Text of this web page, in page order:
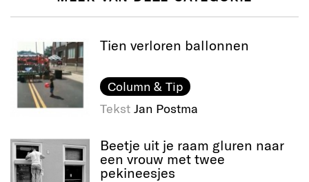
Tien verloren ballonnen
Column & Tip
Tekst Jan Postma
Beetje uit je raam gluren naar
een vrouw met twee
pekineesjes